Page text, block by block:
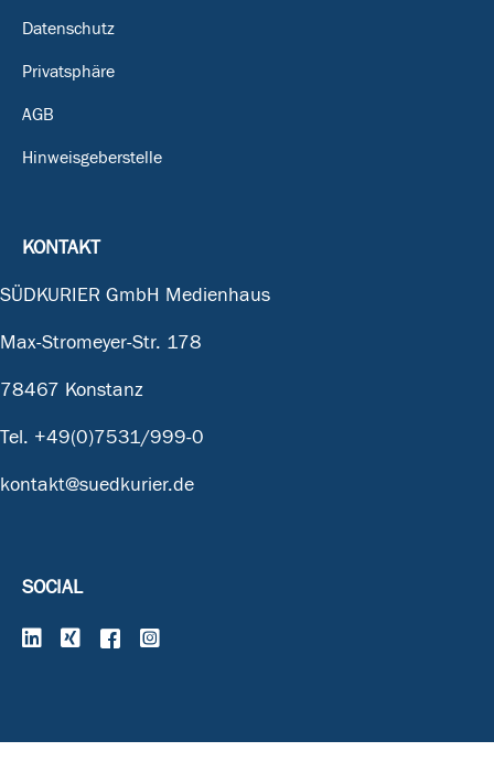
Datenschutz
Privatsphäre
AGB
Hinweisgeberstelle
KONTAKT
SÜDKURIER GmbH Medienhaus
Max-Stromeyer-Str. 178
78467 Konstanz
Tel. +49(0)7531/999-0
kontakt@suedkurier.de
SOCIAL